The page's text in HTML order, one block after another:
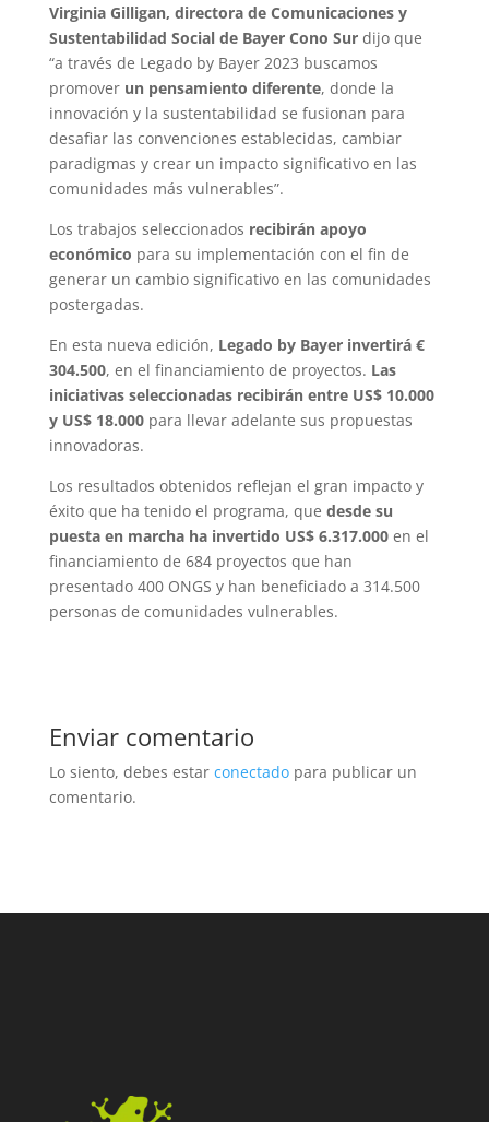
Virginia Gilligan, directora de Comunicaciones y
Sustentabilidad Social de Bayer Cono Surdijo que
“a través de Legado by Bayer 2023 buscamos
promover un pensamiento diferente, donde la
innovación y la sustentabilidad se fusionan para
desafiar las convenciones establecidas, cambiar
paradigmas y crear un impacto significativo en las
comunidades más vulnerables”.
Los trabajos seleccionados recibirán apoyo
económico para su implementación con el fin de
generar un cambio significativo en las comunidades
postergadas.
En esta nueva edición, Legado by Bayer invertirá €
304.500, en el financiamiento de proyectos. Las
iniciativas seleccionadas recibirán entre US$ 10.000
y US$ 18.000para llevar adelante sus propuestas
innovadoras.
Los resultados obtenidos reflejan el gran impacto y
éxito que ha tenido el programa, que desde su
puesta en marcha ha invertido US$ 6.317.000en el
financiamiento de 684 proyectos que han
presentado 400 ONGS y han beneficiado a 314.500
personas de comunidades vulnerables.
Enviar comentario
Lo siento, debes estar conectadopara publicar un
comentario.